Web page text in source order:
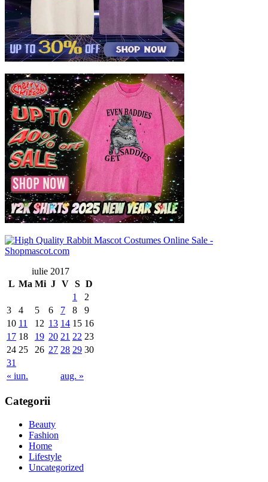
iulie 2017
L Ma Mi J V S D
« iun. aug. »
1
2
3
4 5 6 7 8
9
10 11 12 13 14 15 16
17 18 19 20 21 22 23
24 25 26 27 28 29 30
31
Categorii
Beauty
Fashion
Home
Lifestyle
Uncategorized